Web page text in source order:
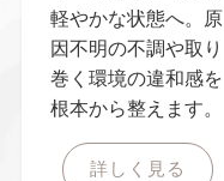
軽やかな状態へ。原
因不明の不調や取り
巻く環境の違和感を
根本から整えます。
詳しく見る